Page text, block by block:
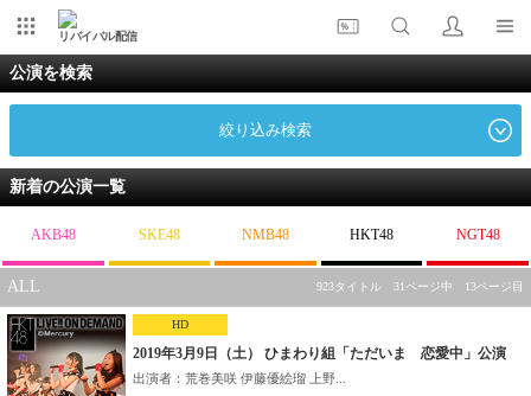
リバイバル配信
公演を検索
絞り込み検索
新着の公演一覧
AKB48 SKE48 NMB48 HKT48 NGT48
ALL 923タイトル 31ページ中 13ページ目
HD
2019年3月9日（土） ひまわり組「ただいま 恋愛中」公演
出演者：荒巻美咲 伊藤優絵瑠 上野...